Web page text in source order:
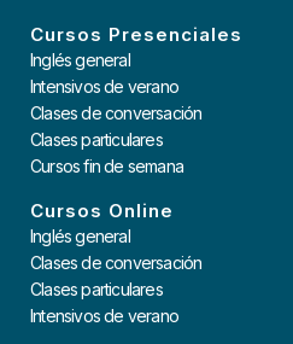
Cursos Presenciales
Inglés general
Intensivos de verano
Clases de conversación
Clases particulares
Cursos fin de semana
Cursos Online
Inglés general
Clases de conversación
Clases particulares
Intensivos de verano